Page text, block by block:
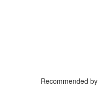
Recommended by